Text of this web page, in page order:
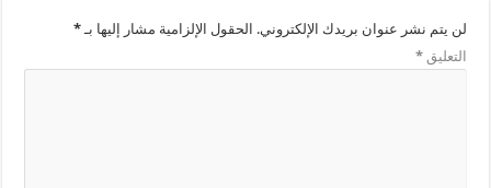
لن يتم نشر عنوان بريدك الإلكتروني. الحقول الإلزامية مشار إليها بـ*
التعليق*